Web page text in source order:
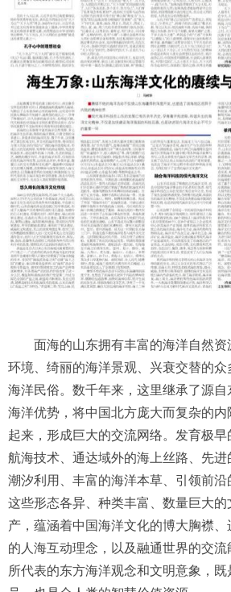
面海的山东拥有丰富的海洋自然
环境、绮丽的海洋景观、兴衰交替的
海洋民俗。数千年来，这里继承了源
海洋优势，将中国北方庞大而复杂的
起来，形成巨大的交流网络。发育极
航海技术、通达域外的海上丝路、先
潮汐利用、丰富的海洋本草、引领前沿
这些形态各异、种类丰富、数量巨大
产，蕴涵着中国海洋文化的博大胸襟
的人海互动理念，以及融通世界的交
所代表的东方海洋观念和文明意象，